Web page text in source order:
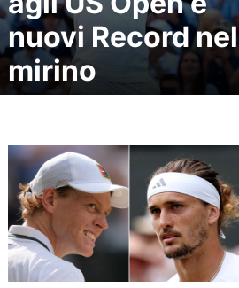
nuovi Record nel
mirino